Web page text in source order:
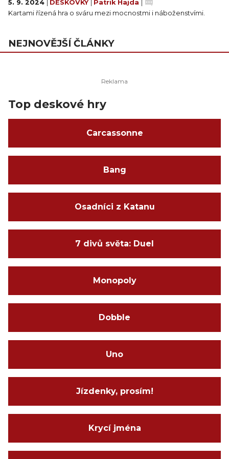
5. 9. 2024 DESKOVKY Patrik Hajda
Kartami řízená hra o sváru mezi mocnostmi i náboženstvími.
NEJNOVĚJŠÍ ČLÁNKY
Top deskové hry
Carcassonne
Bang
Osadníci z Katanu
7 divů světa: Duel
Monopoly
Dobble
Uno
Jízdenky, prosím!
Krycí jména